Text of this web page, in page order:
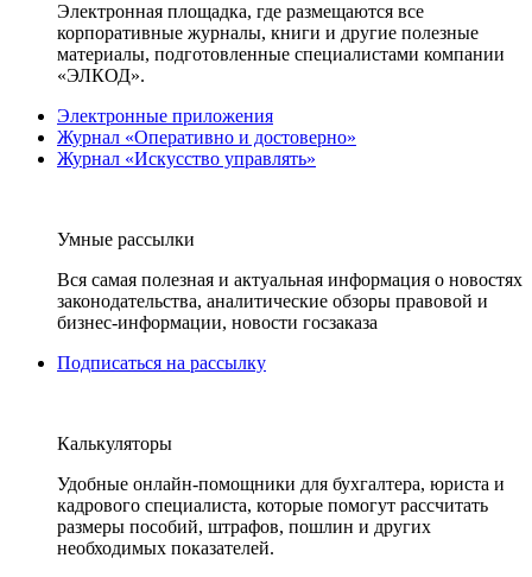
Электронная площадка, где размещаются все
корпоративные журналы, книги и другие полезные
материалы, подготовленные специалистами компании
«ЭЛКОД».
Электронные приложения
Журнал «Оперативно и достоверно»
Журнал «Искусство управлять»
Умные рассылки
Вся самая полезная и актуальная информация о новостях
законодательства, аналитические обзоры правовой и
бизнес-информации, новости госзаказа
Подписаться на рассылку
Калькуляторы
Удобные онлайн-помощники для бухгалтера, юриста и
кадрового специалиста, которые помогут рассчитать
размеры пособий, штрафов, пошлин и других
необходимых показателей.